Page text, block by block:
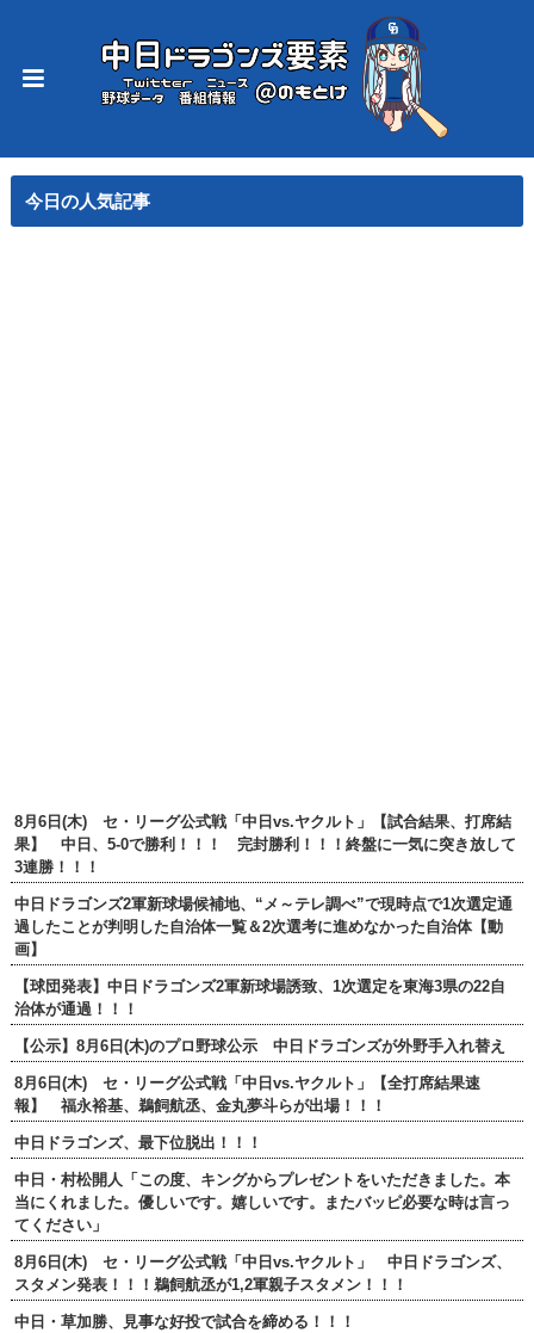
今日の人気記事
8月6日(木) セ・リーグ公式戦「中日vs.ヤクルト」【試合結果、打席結
果】 中日、5-0で勝利！！！ 完封勝利！！！終盤に一気に突き放して
3連勝！！！
中日ドラゴンズ2軍新球場候補地、“メ～テレ調べ”で現時点で1次選定通
過したことが判明した自治体一覧＆2次選考に進めなかった自治体【動
画】
【球団発表】中日ドラゴンズ2軍新球場誘致、1次選定を東海3県の22自
治体が通過！！！
【公示】8月6日(木)のプロ野球公示 中日ドラゴンズが外野手入れ替え
8月6日(木) セ・リーグ公式戦「中日vs.ヤクルト」【全打席結果速
報】 福永裕基、鵜飼航丞、金丸夢斗らが出場！！！
中日ドラゴンズ、最下位脱出！！！
中日・村松開人「この度、キングからプレゼントをいただきました。本
当にくれました。優しいです。嬉しいです。またバッピ必要な時は言っ
てください」
8月6日(木) セ・リーグ公式戦「中日vs.ヤクルト」 中日ドラゴンズ、
スタメン発表！！！鵜飼航丞が1,2軍親子スタメン！！！
中日・草加勝、見事な好投で試合を締める！！！